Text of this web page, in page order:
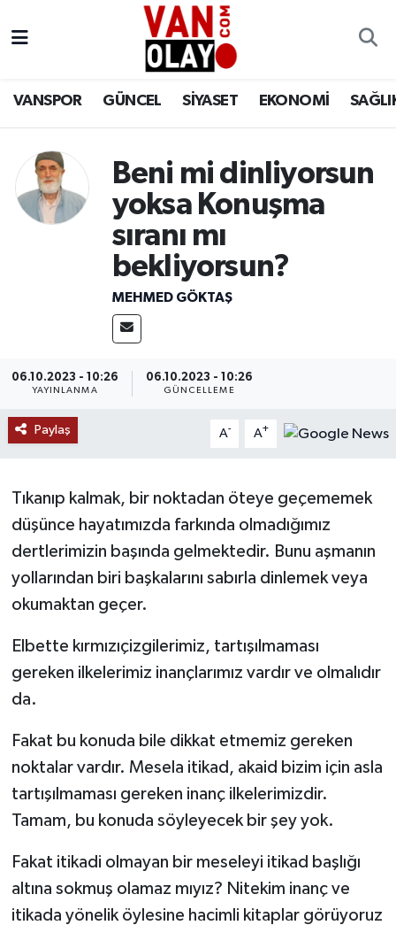
VANSPOR GÜNCEL SİYASET EKONOMİ
Beni mi dinliyorsun
yoksa Konuşma
sıranı mı
bekliyorsun?
MEHMED GÖKTAŞ
06.10.2023 - 10:26
YAYINLANMA
06.10.2023 - 10:26
GÜNCELLEME
Paylaş A- A+
Tıkanıp kalmak, bir noktadan öteye geçememek
düşünce hayatımızda farkında olmadığımız
dertlerimizin başında gelmektedir. Bunu aşmanın
yollarından biri başkalarını sabırla dinlemek veya
okumaktan geçer.
Elbette kırmızıçizgilerimiz, tartışılmaması
gereken ilkelerimiz inançlarımız vardır ve olmalıdır
da.
Fakat bu konuda bile dikkat etmemiz gereken
noktalar vardır. Mesela itikad, akaid bizim için asla
tartışılmaması gereken inanç ilkelerimizdir.
Tamam, bu konuda söyleyecek bir şey yok.
Fakat itikadi olmayan bir meseleyi itikad başlığı
altına sokmuş olamaz mıyız? Nitekim inanç ve
itikada yönelik öylesine hacimli kitaplar görüyoruz
Siyaset
Ekonomi
Bilim & Teknoloji
Dünya
RESMİ İLANLAR
Van Nöbetçi Eczaneler
Van Namaz Vakitleri
Van Trafik Yoğunluk Haritası
Süper Lig Puan Durumu ve Fikstür
Tüm Manşetler
Son Dakika Haberleri
Haber Arşivi